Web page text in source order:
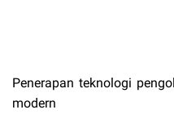
Penerapan teknologi
modern